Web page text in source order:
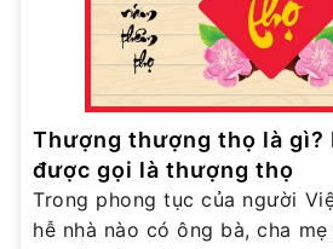
Thượng thượng thọ là gì?
được gọi là thượng thọ
Trong phong tục của người
hễ nhà nào có ông bà, cha